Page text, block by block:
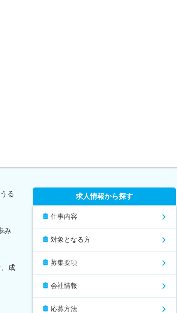
る
み
成
求人情報から探す
仕事内容
対象となる方
募集要項
会社情報
応募方法